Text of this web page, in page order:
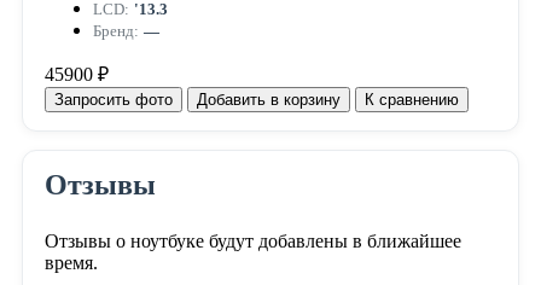
LCD: '13.3
Бренд: —
45900 ₽
Запросить фото Добавить в корзину К сравнению
Отзывы
Отзывы о ноутбуке будут добавлены в ближайшее
время.